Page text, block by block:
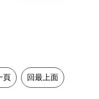
頁 回最上面